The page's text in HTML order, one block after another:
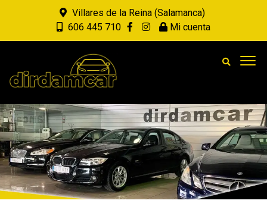
Villares de la Reina (Salamanca)
606 445 710
Mi cuenta